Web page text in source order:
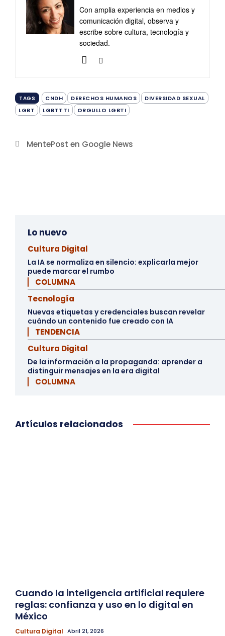
Con amplia experiencia en medios y
comunicación digital, observa y
escribe sobre cultura, tecnología y
sociedad.
TAGS CNDH DERECHOS HUMANOS
DIVERSIDAD SEXUAL
LGBT
LGBTTTI ORGULLO LGBTI
MentePost en Google News
Lo nuevo
Cultura Digital
La IA se normaliza en silencio: explicarla mejor
puede marcar el rumbo
▏ COLUMNA
Tecnología
Nuevas etiquetas y credenciales buscan revelar
cuándo un contenido fue creado con IA
▏ TENDENCIA
Cultura Digital
De la información a la propaganda: aprender a
distinguir mensajes en la era digital
▏ COLUMNA
Artículos relacionados
Cuando la inteligencia artificial requiere
reglas: confianza y uso en lo digital en
México
Cultura Digital Abril 21, 2026